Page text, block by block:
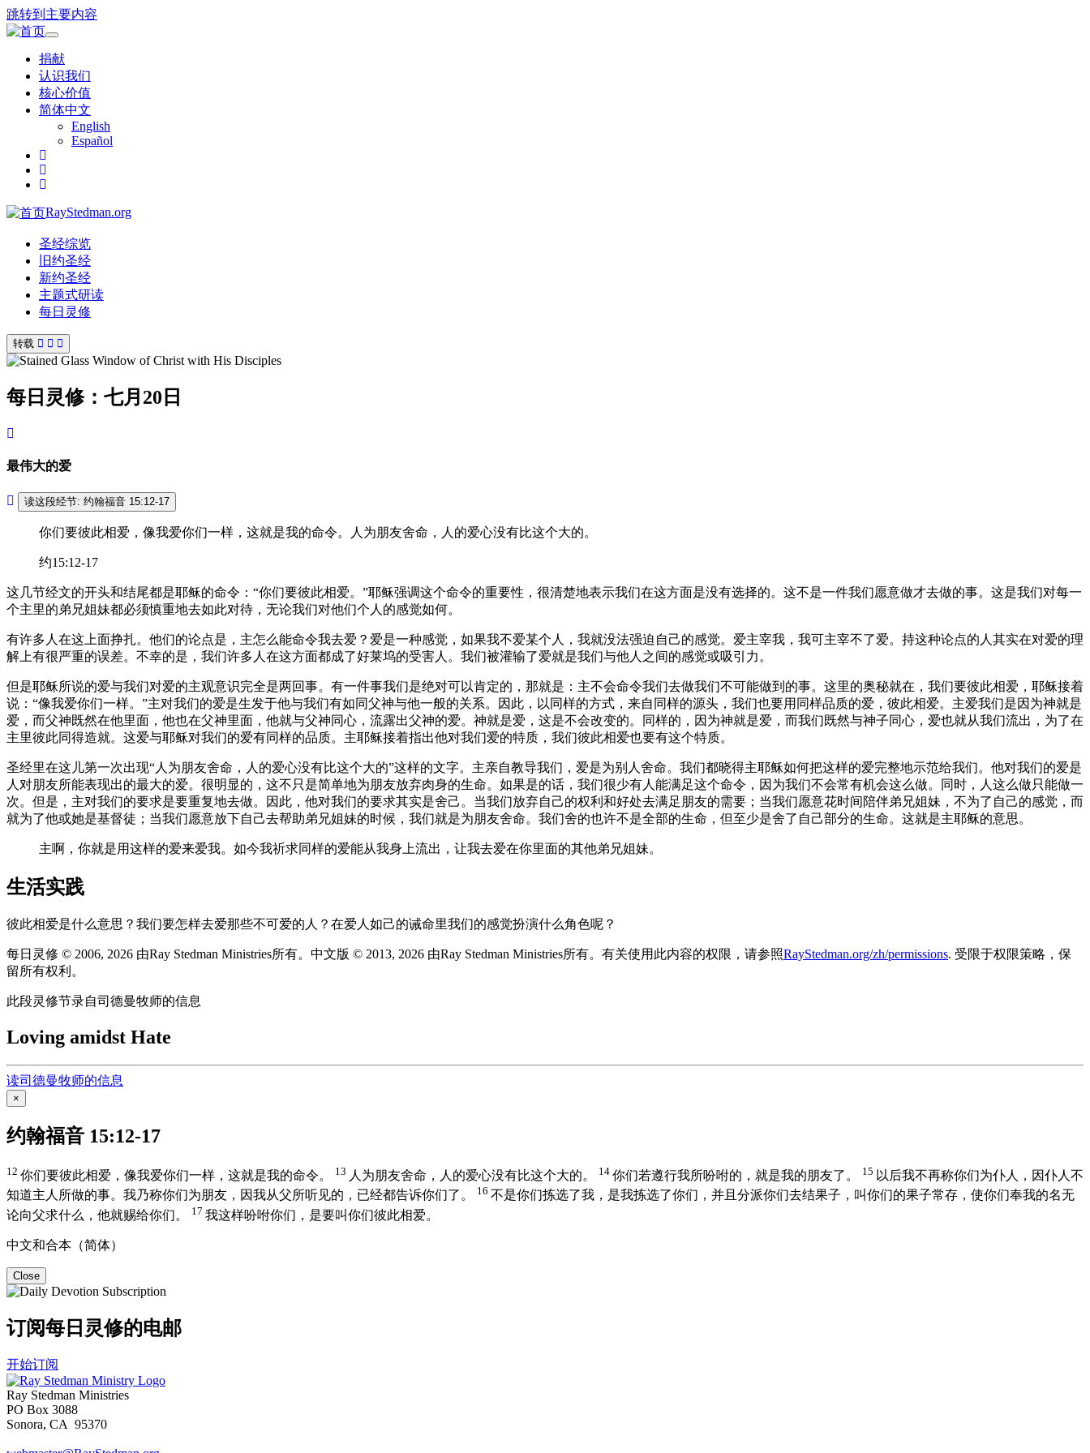
跳转到主要内容
Toggle
navigation
捐献
认识我们
核心价值
简体中文
English
Español
RayStedman.org
圣经综览
旧约圣经
新约圣经
主题式研读
每日灵修
转载
每日灵修：七月20日
最伟大的爱
读这段经节: 约翰福音 15:12-17
你们要彼此相爱，像我爱你们一样，这就是我的命令。人为朋友舍命，人的爱心没有比这个大的。
约15:12-17
这几节经文的开头和结尾都是耶稣的命令：“你们要彼此相爱。”耶稣强调这个命令的重要性，很清楚地表示我们在这方面是没有选择的。这不是一件我们愿意做才去做的事。这是我们对每一
个主里的弟兄姐妹都必须慎重地去如此对待，无论我们对他们个人的感觉如何。
有许多人在这上面挣扎。他们的论点是，主怎么能命令我去爱？爱是一种感觉，如果我不爱某个人，我就没法强迫自己的感觉。爱主宰我，我可主宰不了爱。持这种论点的人其实在对爱的理
解上有很严重的误差。不幸的是，我们许多人在这方面都成了好莱坞的受害人。我们被灌输了爱就是我们与他人之间的感觉或吸引力。
但是耶稣所说的爱与我们对爱的主观意识完全是两回事。有一件事我们是绝对可以肯定的，那就是：主不会命令我们去做我们不可能做到的事。这里的奥秘就在，我们要彼此相爱，耶稣接着
说：“像我爱你们一样。”主对我们的爱是生发于他与我们有如同父神与他一般的关系。因此，以同样的方式，来自同样的源头，我们也要用同样品质的爱，彼此相爱。主爱我们是因为神就是
爱，而父神既然在他里面，他也在父神里面，他就与父神同心，流露出父神的爱。神就是爱，这是不会改变的。同样的，因为神就是爱，而我们既然与神子同心，爱也就从我们流出，为了在
主里彼此同得造就。这爱与耶稣对我们的爱有同样的品质。主耶稣接着指出他对我们爱的特质，我们彼此相爱也要有这个特质。
圣经里在这儿第一次出现“人为朋友舍命，人的爱心没有比这个大的”这样的文字。主亲自教导我们，爱是为别人舍命。我们都晓得主耶稣如何把这样的爱完整地示范给我们。他对我们的爱是
人对朋友所能表现出的最大的爱。很明显的，这不只是简单地为朋友放弃肉身的生命。如果是的话，我们很少有人能满足这个命令，因为我们不会常有机会这么做。同时，人这么做只能做一
次。但是，主对我们的要求是要重复地去做。因此，他对我们的要求其实是舍己。当我们放弃自己的权利和好处去满足朋友的需要；当我们愿意花时间陪伴弟兄姐妹，不为了自己的感觉，而
就为了他或她是基督徒；当我们愿意放下自己去帮助弟兄姐妹的时候，我们就是为朋友舍命。我们舍的也许不是全部的生命，但至少是舍了自己部分的生命。这就是主耶稣的意思。
主啊，你就是用这样的爱来爱我。如今我祈求同样的爱能从我身上流出，让我去爱在你里面的其他弟兄姐妹。
生活实践
彼此相爱是什么意思？我们要怎样去爱那些不可爱的人？在爱人如己的诫命里我们的感觉扮演什么角色呢？
每日灵修 © 2006, 2026 由Ray Stedman Ministries所有。中文版 © 2013, 2026 由Ray Stedman Ministries所有。有关使用此内容的权限，请参照RayStedman.org/zh/permissions. 受限于权限策略，保
留所有权利。
此段灵修节录自司德曼牧师的信息
Loving amidst Hate
读司德曼牧师的信息
×
约翰福音 15:12-17
12 你们要彼此相爱，像我爱你们一样，这就是我的命令。 13 人为朋友舍命，人的爱心没有比这个大的。 14 你们若遵行我所吩咐的，就是我的朋友了。 15 以后我不再称你们为仆人，因仆人不
知道主人所做的事。我乃称你们为朋友，因我从父所听见的，已经都告诉你们了。
16 不是你们拣选了我，是我拣选了你们，并且分派你们去结果子，叫你们的果子常存，使你们奉我的名无
论向父求什么，他就赐给你们。
17 我这样吩咐你们，是要叫你们彼此相爱。
中文和合本（简体）
Close
订阅每日灵修的电邮
开始订阅
Ray Stedman Ministries
PO Box 3088
Sonora, CA 95370